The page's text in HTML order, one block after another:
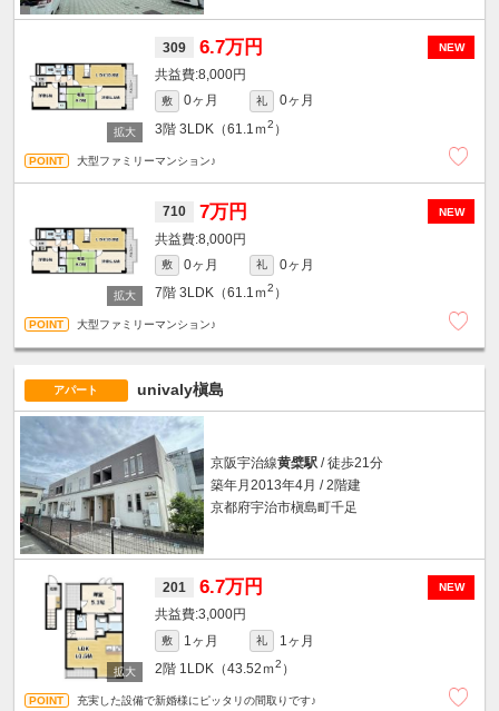
NEW
309 6.7万円
8,000円
敷 0ヶ月 礼
0ヶ月
3階 3LDK（61.1ｍ2 ）
大型ファミリーマンション♪
NEW
710 7万円
8,000円
敷 0ヶ月 礼
0ヶ月
7階 3LDK（61.1ｍ2 ）
大型ファミリーマンション♪
アパート univaly槇島
京阪宇治線黄檗駅/ 徒歩21分
築年月2013年4月 / 2階建
京都府宇治市槇島町千足
NEW
201 6.7万円
3,000円
敷 1ヶ月 礼
1ヶ月
2階 1LDK（43.52ｍ2 ）
充実した設備で新婚様にピッタリの間取りです♪